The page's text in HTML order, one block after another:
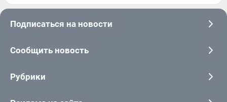
Подписаться на новости
Сообщить новость
Рубрики